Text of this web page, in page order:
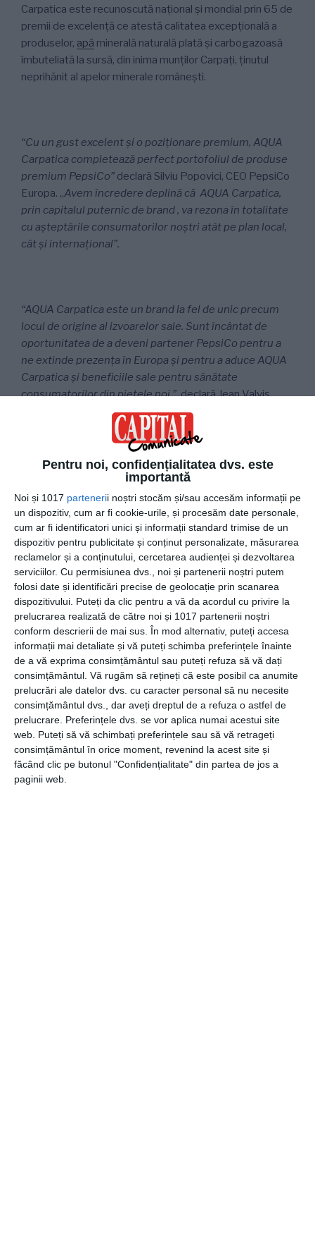
Pentru noi, confidențialitatea dvs. este
importantă
Noi și 1017 partenerii noștri stocăm și/sau accesăm informații pe
un dispozitiv, cum ar fi cookie-urile, și procesăm date personale,
cum ar fi identificatori unici și informații standard trimise de un
dispozitiv pentru publicitate și conținut personalizate, măsurarea
reclamelor și a conținutului, cercetarea audienței și dezvoltarea
serviciilor. Cu permisiunea dvs., noi și partenerii noștri putem
folosi date și identificări precise de geolocație prin scanarea
dispozitivului. Puteți da clic pentru a vă da acordul cu privire la
prelucrarea realizată de către noi și 1017 partenerii noștri
conform descrierii de mai sus. În mod alternativ, puteți accesa
informații mai detaliate și vă puteți schimba preferințele înainte
de a vă exprima consimțământul sau puteți refuza să vă dați
consimțământul. Vă rugăm să rețineți că este posibil ca anumite
prelucrări ale datelor dvs. cu caracter personal să nu necesite
consimțământul dvs., dar aveți dreptul de a refuza o astfel de
prelucrare. Preferințele dvs. se vor aplica numai acestui site
web. Puteți să vă schimbați preferințele sau să vă retrageți
consimțământul în orice moment, revenind la acest site și
făcând clic pe butonul "Confidențialitate" din partea de jos a
paginii web.
Carpatica este recunoscută național și mondial prin 65 de
premii de excelență ce atestă calitatea excepțională a
produselor, apă minerală naturală plată și carbogazoasă
îmbuteliată la sursă, din inima munților Carpați, ținutul
neprihănit al apelor minerale românești.
“Cu un gust excelent și o poziționare premium, AQUA
Carpatica completează perfect portofoliul de produse
premium PepsiCo” declară Silviu Popovici, CEO PepsiCo
Europa. „Avem încredere deplină că AQUA Carpatica,
prin capitalul puternic de brand , va rezona în totalitate
cu așteptările consumatorilor noștri atât pe plan local,
cât și internațional”.
“AQUA Carpatica este un brand la fel de unic precum
locul de origine al izvoarelor sale. Sunt încântat de
oportunitatea de a deveni partener PepsiCo pentru a
ne extinde prezența în Europa și pentru a aduce AQUA
Carpatica și beneficiile sale pentru sănătate
consumatorilor din piețele noi.”,declară Jean Valvis,
fondator AQUA Carpatica. ”În mai puțin de o decadă,
AQUA Carpatica s-a transformat într-un brand îndrăgit
Prin parteneriatul puternic pe care l-am încheiat,
materializarea viziunii noastre îndrăznețe de a
poziționa România ca „Patria Apelor Minerale” la nivel
internațional devine acum un obiectiv tangibil.
Mulțumesc PepsiCo pentru încrederea acordată
conducerii AQUA Carpatica de a duce împreună mai
departe acest avantaj specific al țării.”
Domnul Jean Valvis mulțumește colectivului AQUA
Carpatica pentru răbdare și reziliență pe tot parcursul
proiectului și echipei casei de avocatură Radu Tărăcilă
Pădurariu Retevoescu (RTPR) pentru profesionalismul
și rigoarea de care au dat dovadă.
Izvoarele descoperite în Munții Carpați, după 5 ani de
analiză a surselor deapăminerală și selectarea celor cu o
puritate și un gust excepțional, brandul AQUA Carpatica a